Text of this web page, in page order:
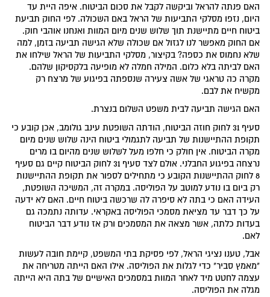
האם פנתה להראל וביקשה לקבל את סכום הביטוח. איפה היית עד
היום, נזפו מסלקי התביעות של הראל באם השכולה. לפי החוק תביעת
ביטוח חיים מתיישנת תוך שלוש שנים מיום המוות ואנחנו אוהבי חוק.
אם החוק מאפשר לנו לגזול אם שכולה שלא הגישה תביעה בזמן, למה
שלא נחמוס את כספה? בקיצור, מסלקי התביעות של הראל שילחו את
האם לביתה בלא כלום. המילה חמלה לא מופיעה בלקסיקון שלהם.
מקרה כה טראגי של אשה צעירה שנספתה בפיגוע של מרצח רק
מקשיח את לבם.
האם הגישה תביעה לבית משפט השלום בנצרת.
סעיף 31 לחוק חוזה הביטוח, הודתה השופטת עינב גולומב, אכן קובע כי
תקופת ההתיישנות של תביעה לתגמולי ביטוח הינה שלוש שנים מיום
מקרה הביטוח. אין חולק כי חלפו מעל לשלוש שנים מהיום בו מרים
נרצחה בפיגוע החבלני. אולם לצד סעיף 31 לחוק הביטוח קיים גם סעיף
8 לחוק ההתיישנות הקובע כי מתחילים לספור את תקופת ההתיישנות
רק ביום בו נודע למוטב על הפוליסה. במקרה זה, המשיכה השופטת,
העידה האם כי בתה לא סיפרה לה שרכשה ביטוח חיים. האם לא ידעה
על כך דבר עד מציאת מסמכי הפוליסה באקראי. עדותה נתמכה גם
בעדות כלתה, אשר מצאה את המסמכים ורק אז נודע דבר הביטוח
לאם.
אבל, טענו נציגי הראל, לפי פסיקת בתי המשפט, קיימת חובה לעשות
"מאמץ סביר" כדי לגלות את הפוליסה. אילו האם הייתה מטריחה את
עצמה לחטט מיד לאחר המוות במסמכים האישיים של בתה היא הייתה
מגלה את הפוליסה.